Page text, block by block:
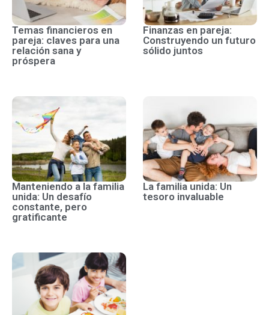
Temas financieros en
pareja: claves para una
relación sana y
próspera
Finanzas en pareja:
Construyendo un futuro
sólido juntos
Manteniendo a la familia
unida: Un desafío
constante, pero
gratificante
La familia unida: Un
tesoro invaluable